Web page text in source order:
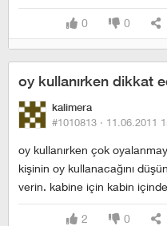
0 0
oy kullanırken dikkat
kalimera
#1010813 · 11.06.2011
oy kullanırken çok
kişinin oy kullanacağını
verin. kabine için kabin
2 0